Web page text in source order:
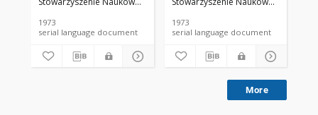
1973
serial language document
1973
serial language document
More